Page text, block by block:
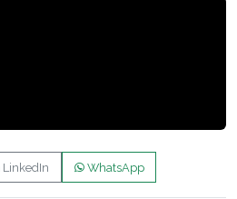
LinkedIn WhatsApp